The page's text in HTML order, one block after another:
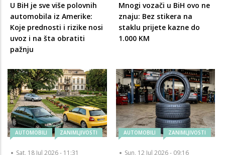
U BiH je sve više polovnih
automobila iz Amerike:
Koje prednosti i rizike nosi
uvoz i na šta obratiti
pažnju
Mnogi vozači u BiH ovo ne
znaju: Bez stikera na
staklu prijete kazne do
1.000 KM
AUTOMOBILI ZANIMLJIVOSTI
Sat, 18 Jul 2026 - 11:31
AUTOMOBILI ZANIMLJIVOSTI
Sun, 12 Jul 2026 - 09:16